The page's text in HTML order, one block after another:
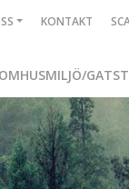
KONTAKT